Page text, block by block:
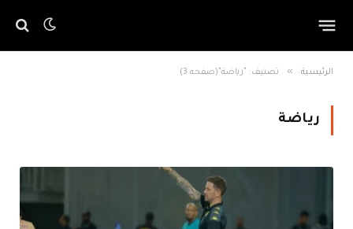
الرئيسية » تصنيف: "رياضة"(صفحه 3)
رياضة